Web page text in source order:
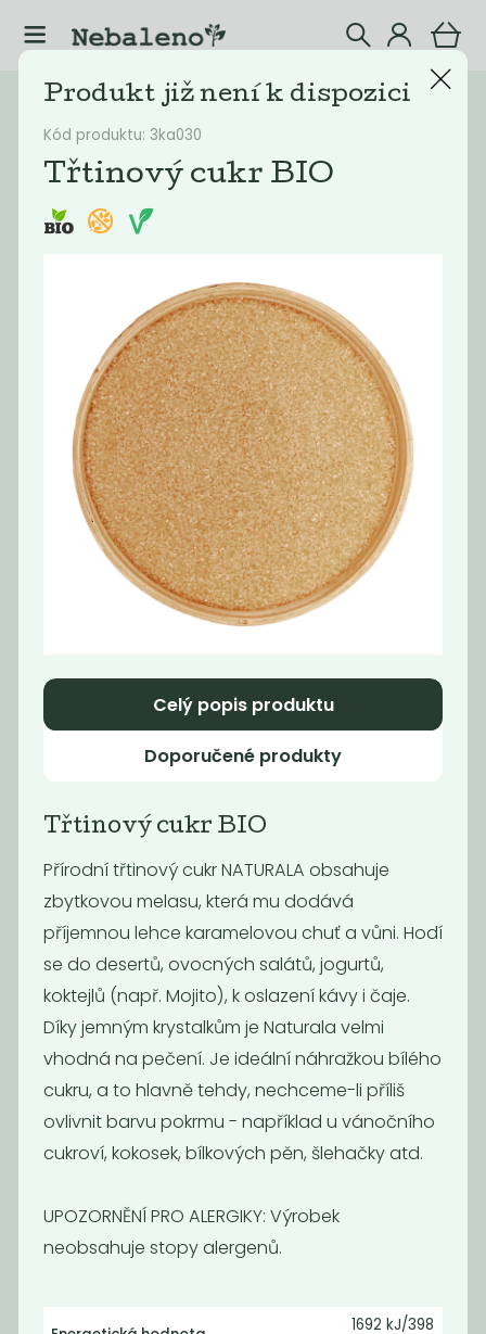
Katalog Potraviny
Filtrovat produkty
Fermentovaná
rajčatová...
Cukr moučka
39Kč/ Kg
Novinka
Fermentovaná
rajčatová...
159 Kč
Cukr krupice
49Kč/ Kg
159Kč / Kg
Kód produktu: 3ka030
Třtinový cukr BIO
Produkt již není k dispozici
Celý popis produktu
Doporučené produkty
Třtinový cukr BIO
Přírodní třtinový cukr NATURALA obsahuje
zbytkovou melasu, která mu dodává
příjemnou lehce karamelovou chuť a vůni. Hodí
se do desertů, ovocných salátů, jogurtů,
koktejlů (např. Mojito), k oslazení kávy i čaje.
Díky jemným krystalkům je Naturala velmi
vhodná na pečení. Je ideální náhražkou bílého
cukru, a to hlavně tehdy, nechceme-li příliš
ovlivnit barvu pokrmu - například u vánočního
cukroví, kokosek, bílkových pěn, šlehačky atd.
UPOZORNĚNÍ PRO ALERGIKY: Výrobek
neobsahuje stopy alergenů.
1692 kJ/398